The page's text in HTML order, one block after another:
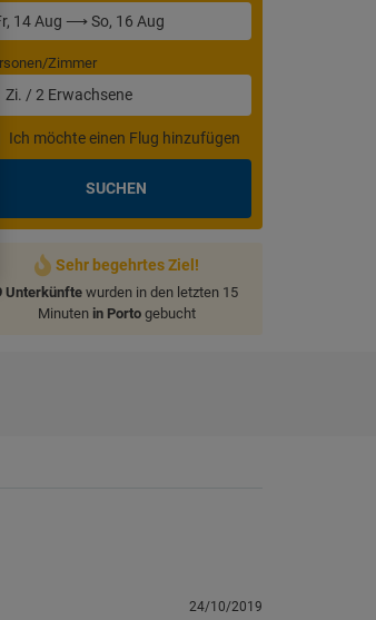
Zimmer
Zi. / 2 Erwachsene
Ich möchte einen Flug hinzufügen
SUCHEN
Sehr begehrtes Ziel!
Unterkünfte wurden in den letzten 15
Minutenin Portogebucht
24/10/2019